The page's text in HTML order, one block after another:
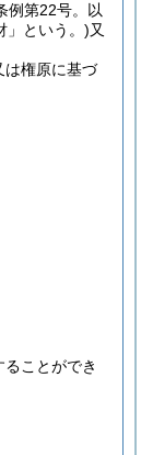
例第22号。以
」という。)又
は権原に基づ
ことができ